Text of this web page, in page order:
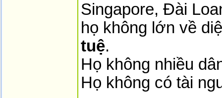
Singapore, Đài
họ không lớn về
tuệ.
Họ không nhiều
Họ không có tài